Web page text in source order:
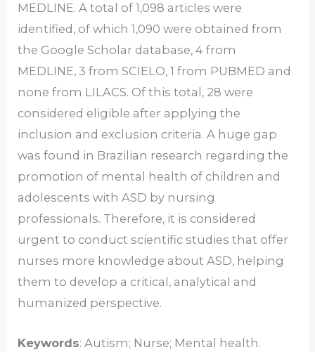
MEDLINE. A total of 1,098 articles were
identified, of which 1,090 were obtained from
the Google Scholar database, 4 from
MEDLINE, 3 from SCIELO, 1 from PUBMED and
none from LILACS. Of this total, 28 were
considered eligible after applying the
inclusion and exclusion criteria. A huge gap
was found in Brazilian research regarding the
promotion of mental health of children and
adolescents with ASD by nursing
professionals. Therefore, it is considered
urgent to conduct scientific studies that offer
nurses more knowledge about ASD, helping
them to develop a critical, analytical and
humanized perspective.
Keywords: Autism; Nurse; Mental health.